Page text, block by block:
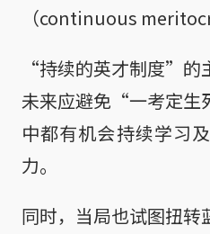
（continuous
“持续的英才制度”的
未来应避免“一考定生
中都有机会持续学习
力。
同时，当局也试图扭转